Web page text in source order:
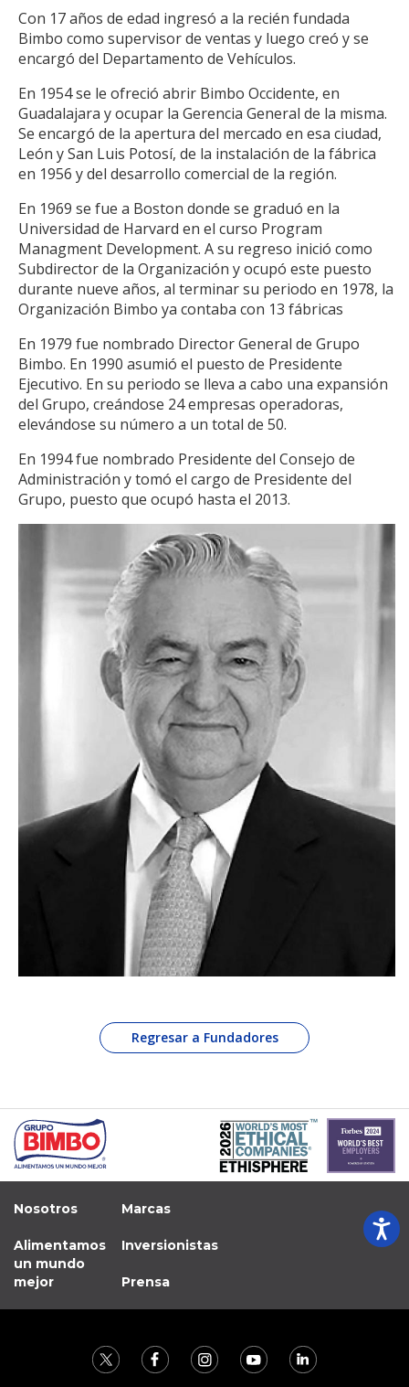
Con 17 años de edad ingresó a la recién fundada
Bimbo como supervisor de ventas y luego creó y se
encargó del Departamento de Vehículos.
En 1954 se le ofreció abrir Bimbo Occidente, en
Guadalajara y ocupar la Gerencia General de la misma.
Se encargó de la apertura del mercado en esa ciudad,
León y San Luis Potosí, de la instalación de la fábrica
en 1956 y del desarrollo comercial de la región.
En 1969 se fue a Boston donde se graduó en la
Universidad de Harvard en el curso Program
Managment Development. A su regreso inició como
Subdirector de la Organización y ocupó este puesto
durante nueve años, al terminar su periodo en 1978, la
Organización Bimbo ya contaba con 13 fábricas
En 1979 fue nombrado Director General de Grupo
Bimbo. En 1990 asumió el puesto de Presidente
Ejecutivo. En su periodo se lleva a cabo una expansión
del Grupo, creándose 24 empresas operadoras,
elevándose su número a un total de 50.
En 1994 fue nombrado Presidente del Consejo de
Administración y tomó el cargo de Presidente del
Grupo, puesto que ocupó hasta el 2013.
Regresar a Fundadores
Nosotros
Alimentamos
un mundo
mejor
Marcas
Inversionistas
Prensa